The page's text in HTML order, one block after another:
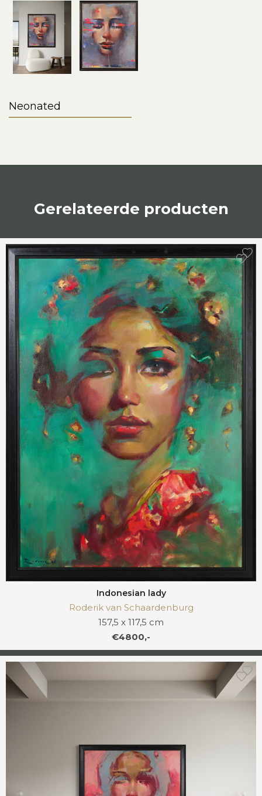
Neonated
Gerelateerde producten
Indonesian lady
Roderik van Schaardenburg
157,5 x 117,5 cm
€4800,-